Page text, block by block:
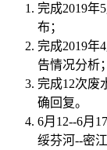
完成2019年
布；
完成2019年
告情况分析；
完成12次废
确回复。
6月12--6月
绥芬河--密